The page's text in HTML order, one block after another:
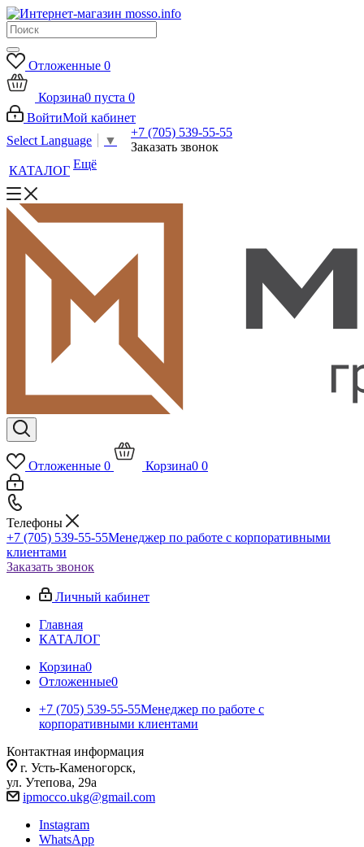
Отложенные 0
Корзина0 пуста 0
ВойтиМой кабинет
Select Language
▼
+7 (705) 539-55-55
Заказать звонок
КАТАЛОГ Ещё
Отложенные 0 Корзина0 0
Телефоны
+7 (705) 539-55-55Менеджер по работе с корпоративными
клиентами
Заказать звонок
Личный кабинет
Главная
КАТАЛОГ
Корзина0
Отложенные0
+7 (705) 539-55-55Менеджер по работе с
корпоративными клиентами
Контактная информация
г. Усть-Каменогорск,
ул. Утепова, 29а
ipmocco.ukg@gmail.com
Instagram
WhatsApp